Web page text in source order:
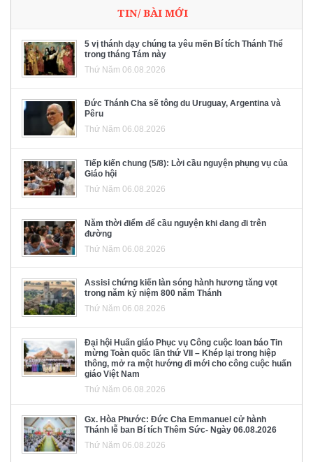
TIN/ BÀI MỚI
5 vị thánh dạy chúng ta yêu mến Bí tích Thánh Thể
trong tháng Tám này
Thứ Năm 06.08.2026
Đức Thánh Cha sẽ tông du Uruguay, Argentina và
Pêru
Thứ Năm 06.08.2026
Tiếp kiến chung (5/8): Lời cầu nguyện phụng vụ của
Giáo hội
Thứ Năm 06.08.2026
Năm thời điểm để cầu nguyện khi đang đi trên
đường
Thứ Năm 06.08.2026
Assisi chứng kiến làn sóng hành hương tăng vọt
trong năm kỷ niệm 800 năm Thánh
Thứ Năm 06.08.2026
Đại hội Huấn giáo Phục vụ Công cuộc loan báo Tin
mừng Toàn quốc lần thứ VII – Khép lại trong hiệp
thông, mở ra một hướng đi mới cho công cuộc huấn
giáo Việt Nam
Thứ Năm 06.08.2026
Gx. Hòa Phước: Đức Cha Emmanuel cử hành
Thánh lễ ban Bí tích Thêm Sức- Ngày 06.08.2026
Thứ Năm 06.08.2026